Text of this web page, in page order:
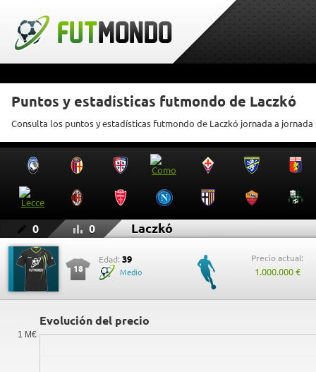
Puntos y estadísticas futmondo de Laczkó
Consulta los puntos y estadísticas futmondo de Laczkó jornada a jornada
0 0 Laczkó
18
Edad: 39
Medio
Precio actual:
1.000.000 €
Evolución del precio
1 M€